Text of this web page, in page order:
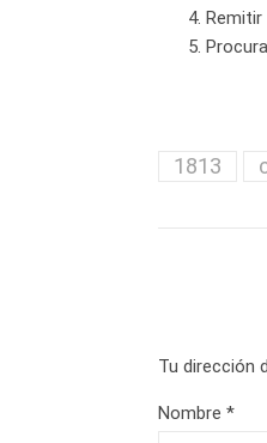
Remitir
1813
Tu dirección
Nombre *